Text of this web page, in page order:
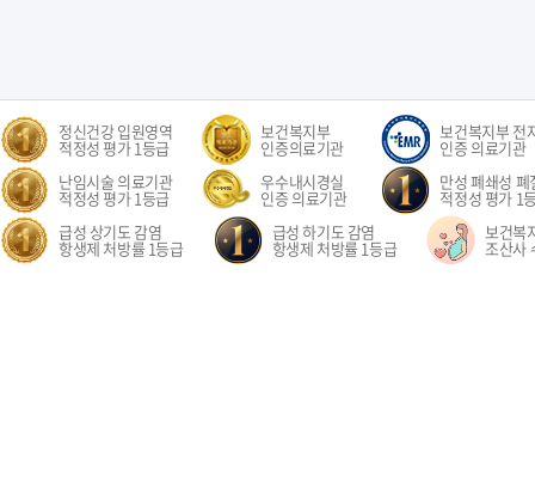
정신건강 입원영역
적정성 평가 1등급
보건복지부
인증의료기관
보건복지부 전
인증 의료기관
난임시술 의료기관
적정성 평가 1등급
우수내시경실
인증 의료기관
만성 폐쇄성
적정성 평가 1
급성 상기도 감염
항생제 처방률 1등급
급성 하기도 감염
항생제 처방률 1등급
보건복
조산사